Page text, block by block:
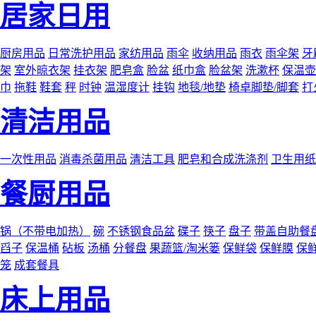
居家日用
厨房用品 日常洗护用品 家纺用品 雨伞 收纳用品 雨衣 雨伞架 牙
架 室外晾衣架 挂衣架 肥皂盒 脸盆 纸巾盒 脸盆架 洗漱杯 保温
巾 拖鞋 鞋套 秤 时钟 温湿度计 挂钩 地毯/地垫 椅卓脚垫/脚套 打
清洁用品
一次性用品 消毒杀菌用品 清洁工具 肥皂和合成洗涤剂 卫生用
餐厨用品
锅（不带电加热） 碗 不锈钢食品盆 碟子 筷子 盘子 带盖自助餐
舀子 保温桶 砧板 汤桶 分餐盘 果蔬篮/淘米篓 保鲜袋 保鲜膜 保
笼 成套餐具
床上用品